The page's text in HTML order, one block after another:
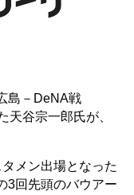
島－DeNA戦
天谷宗一郎氏が、
メン出場となった
3回先頭のバウアー